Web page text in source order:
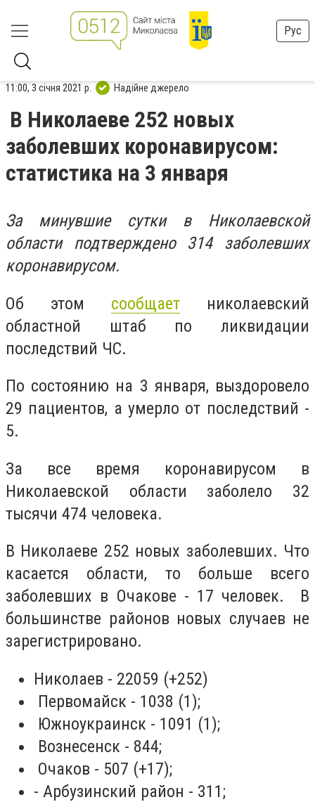
Рус
11:00, 3 січня 2021 р. Надійне джерело
В Николаеве 252 новых
заболевших коронавирусом:
статистика на 3 января
За минувшие сутки в Николаевской
области подтверждено 314 заболевших
коронавирусом.
Об этом сообщает николаевский
областной штаб по ликвидации
последствий ЧС.
По состоянию на 3 января, выздоровело
29 пациентов, а умерло от последствий -
5.
За все время коронавирусом в
Николаевской области заболело 32
тысячи 474 человека.
В Николаеве 252 новых заболевших. Что
касается области, то больше всего
заболевших в Очакове - 17 человек. В
большинстве районов новых случаев не
зарегистрировано.
Николаев - 22059 (+252)
Первомайск - 1038 (1);
Южноукраинск - 1091 (1);
Вознесенск - 844;
Очаков - 507 (+17);
- Арбузинский район - 311;